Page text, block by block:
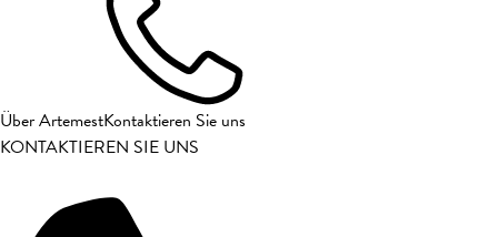
Über ArtemestKontaktieren Sie uns
KONTAKTIEREN SIE UNS